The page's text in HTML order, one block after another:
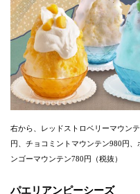
右から、レッドストロベリーマウン
円、チョコミントマウンテン980円
ンゴーマウンテン780円（税抜）
パエリアンピーシーズ